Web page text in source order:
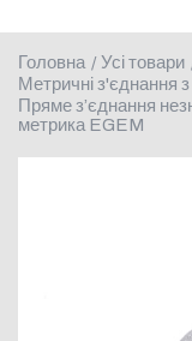
Головна / Усі товари
Метричні з'єднання
Пряме з’єднання
метрика EGEM